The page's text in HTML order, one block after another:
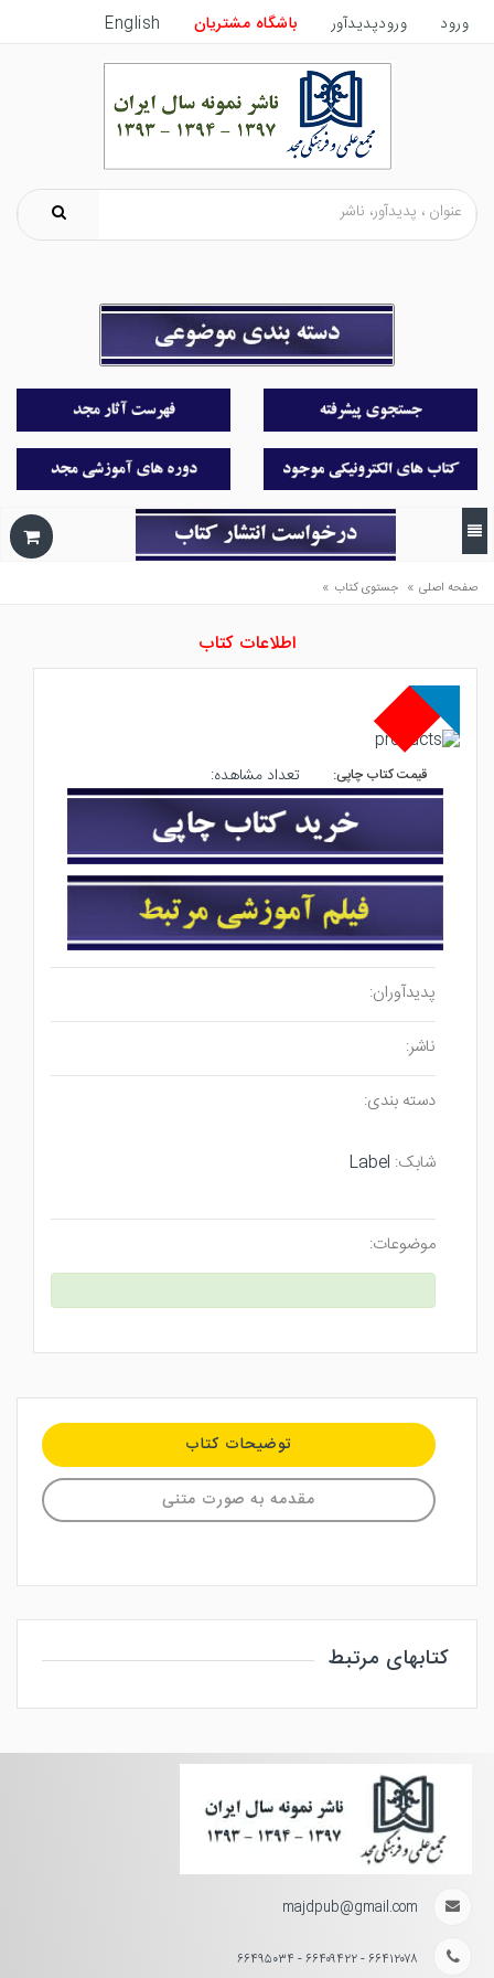
ورود ورودپدیدآور باشگاه مشتریان English
صفحه اصلی » جستوی کتاب »
اطلاعات کتاب
قیمت کتاب چاپی: تعداد مشاهده:
پدیدآوران:
ناشر:
دسته بندی:
شابک: Label
موضوعات:
توضیحات کتاب
مقدمه به صورت متنی
کتابهای مرتبط
majdpub@gmail.com
۶۶۴۱۲۰۷۸ - ۶۶۴۰۹۴۲۲ - ۶۶۴۹۵۰۳۴